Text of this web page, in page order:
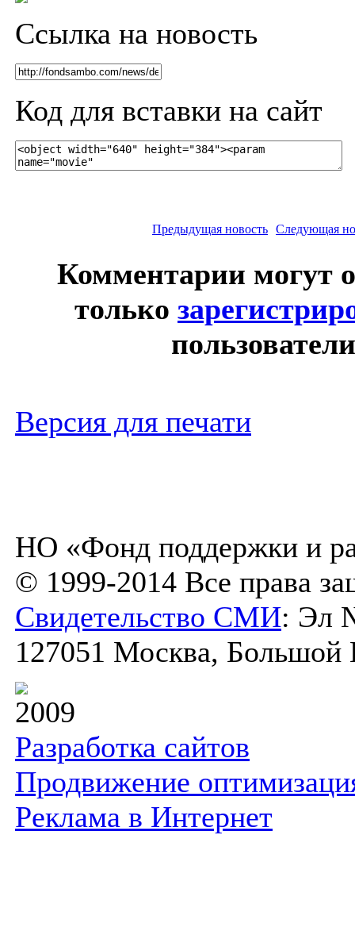
Ссылка на новость
Код для вставки на сайт
Предыдущая новость Следующая
Комментарии могут
только
Версия для печати
НО «Фонд поддержки и
© 1999-2014 Все права
Свидетельство СМИ: Эл
127051 Москва, Большой
2009
Разработка сайтов
Продвижение
Реклама в Интернет